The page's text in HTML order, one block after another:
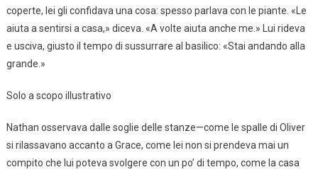
coperte, lei gli confidava una cosa: spesso parlava con le piante. «Le
aiuta a sentirsi a casa,» diceva. «A volte aiuta anche me.» Lui rideva
e usciva, giusto il tempo di sussurrare al basilico: «Stai andando alla
grande.»
Solo a scopo illustrativo
Nathan osservava dalle soglie delle stanze—come le spalle di Oliver
si rilassavano accanto a Grace, come lei non si prendeva mai un
compito che lui poteva svolgere con un po’ di tempo, come la casa